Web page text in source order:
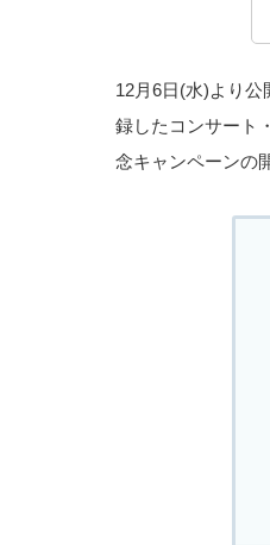
12月6日(水)より
録したコンサート
念キャンペーンの